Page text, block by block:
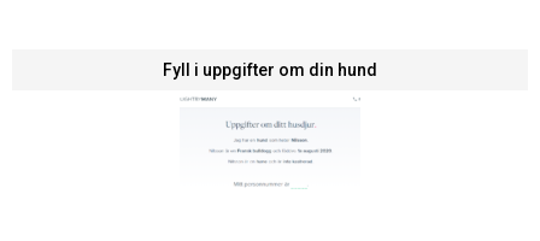
Fyll i uppgifter om din hund